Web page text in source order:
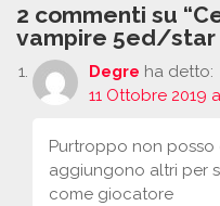
2 commenti su
vampire 5ed/star
Degre ha detto:
11 Ottobre 2019
Purtroppo non posso
aggiungono altri per
come giocatore